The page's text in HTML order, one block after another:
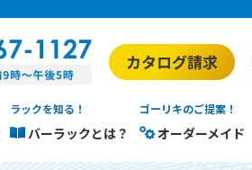
ラックを知る！
バーラックとは？
ゴーリキのご提案！
オーダーメイド